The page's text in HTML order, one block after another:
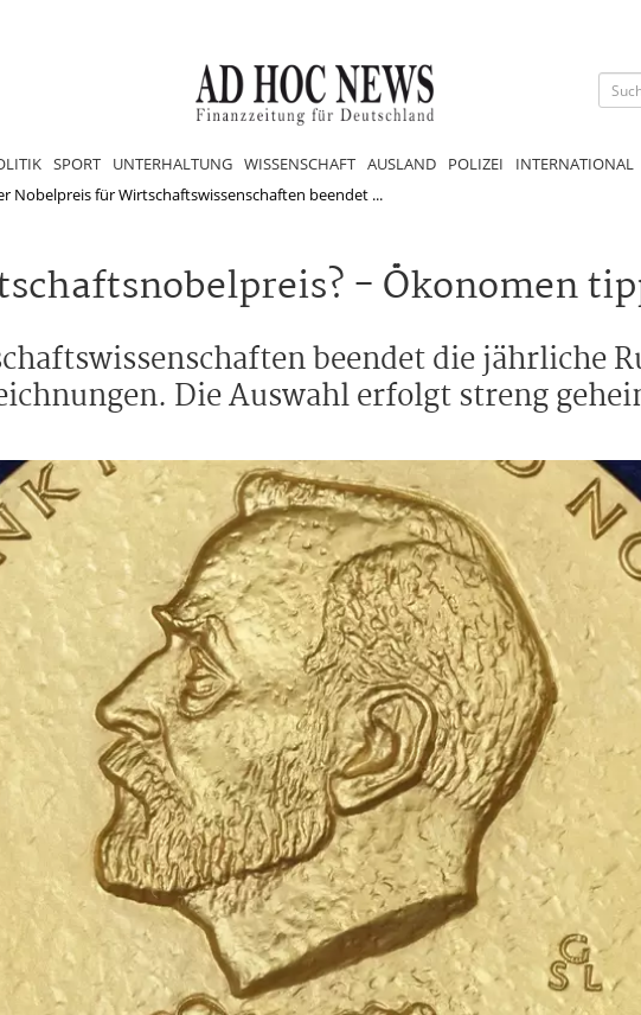
SPORT UNTERHALTUNG WISSENSCHAFT AUSLAND POLIZEI INTERNATIONAL
Nobelpreis für Wirtschaftswissenschaften beendet ...
- Ökonomen
beendet die jährliche
Die Auswahl erfolgt streng